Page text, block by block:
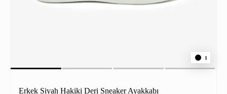
1
Erkek Siyah Hakiki Deri Sneaker Ayakkabı